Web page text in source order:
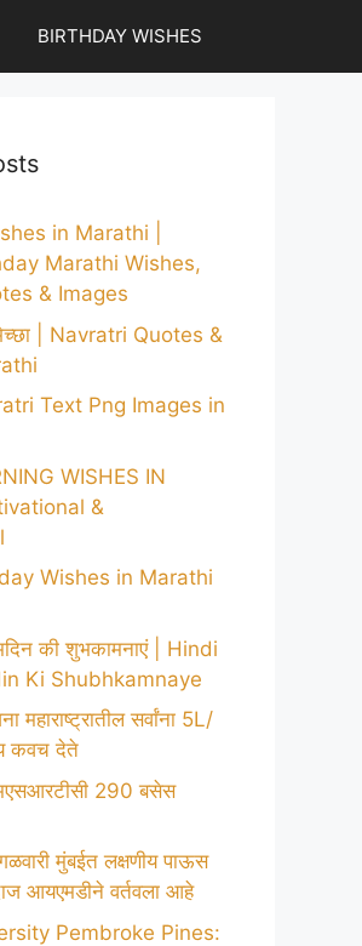
BIRTHDAY WISHES
in Marathi |
Marathi Wishes,
& Images
| Navratri Quotes &
Text Png Images in
WISHES IN
&
Wishes in Marathi
की शुभकामनाएं | Hindi
Ki Shubhkamnaye
महाराष्ट्रातील सर्वांना 5L/
कवच देते
290 बसेस
मुंबईत लक्षणीय पाऊस
आयएमडीने वर्तवला आहे
Pembroke Pines: